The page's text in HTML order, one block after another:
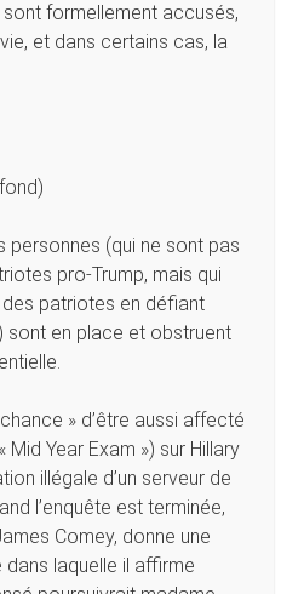
formellement accusés,
et dans certains cas, la
personnes (qui ne sont pas
pro-Trump, mais qui
patriotes en défiant
sont en place et obstruent
» d’être aussi affecté
Mid Year Exam ») sur Hillary
illégale d’un serveur de
l’enquête est terminée,
Comey, donne une
laquelle il affirme